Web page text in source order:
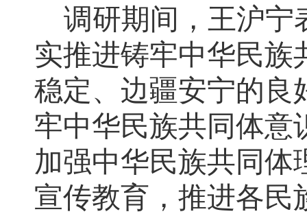
调研期间，王沪宁
实推进铸牢中华民族
稳定、边疆安宁的良
牢中华民族共同体意
加强中华民族共同体
宣传教育，推进各民